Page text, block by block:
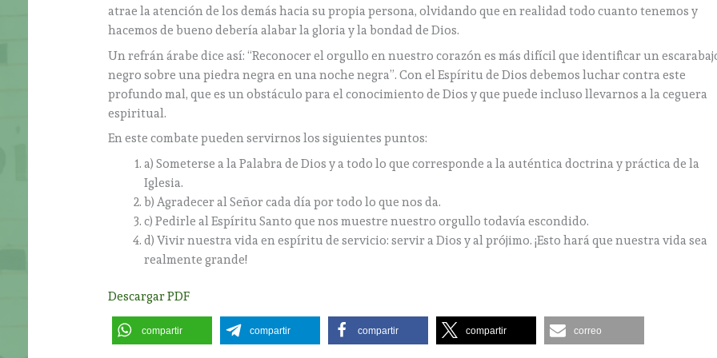
atrae la atención de los demás hacia su propia persona, olvidando que en realidad todo cuanto tenemos y
hacemos de bueno debería alabar la gloria y la bondad de Dios.
Un refrán árabe dice así: “Reconocer el orgullo en nuestro corazón es más difícil que identificar un
negro sobre una piedra negra en una noche negra”. Con el Espíritu de Dios debemos luchar contra este
profundo mal, que es un obstáculo para el conocimiento de Dios y que puede incluso llevarnos a la ceguera
espiritual.
En este combate pueden servirnos los siguientes puntos:
a) Someterse a la Palabra de Dios y a todo lo que corresponde a la auténtica doctrina y práctica de la
Iglesia.
b) Agradecer al Señor cada día por todo lo que nos da.
c) Pedirle al Espíritu Santo que nos muestre nuestro orgullo todavía escondido.
d) Vivir nuestra vida en espíritu de servicio: servir a Dios y al prójimo. ¡Esto hará que nuestra vida sea
realmente grande!
Descargar PDF
compartir compartir compartir compartir correo